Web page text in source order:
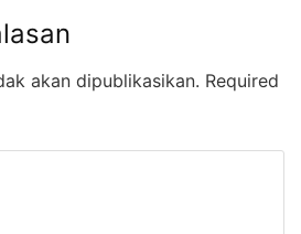
akan dipublikasikan. Required